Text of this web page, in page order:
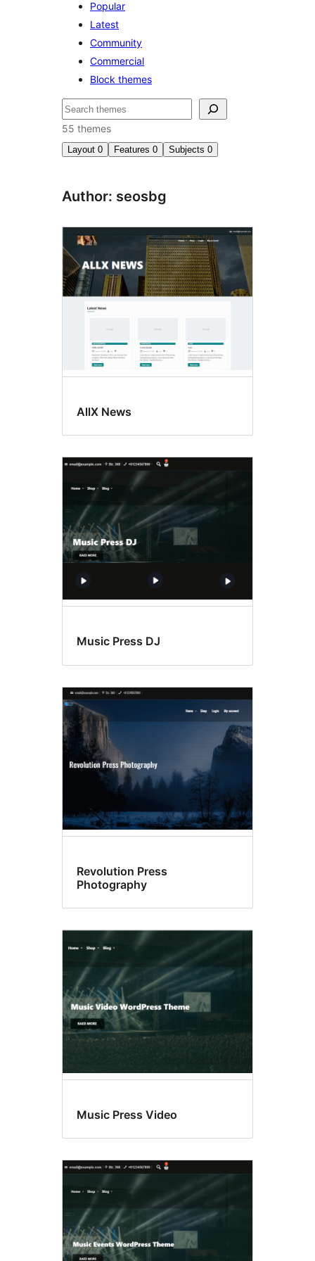
Popular
Latest
Community
Commercial
Block themes
Hľadať
55 themes
Layout 0 Features 0 Subjects 0
Author: seosbg
AllX News
Music Press DJ
Revolution Press
Photography
Music Press Video